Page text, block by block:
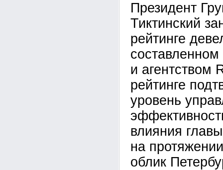
Президент
Тиктинский
рейтинге
и агентством
рейтинге
уровень
влияния
на
облик